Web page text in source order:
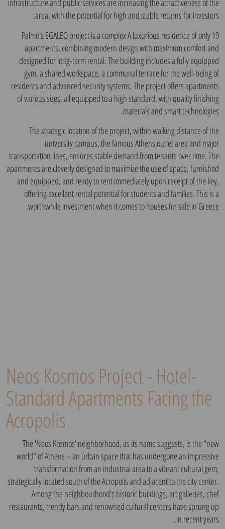
infrastructure and public services are increasing the attractiveness of the
area, with the potential for high and stable returns for investors.
Palmo's EGALEO project is a complex A luxurious residence of only 19
apartments, combining modern design with maximum comfort and
designed for long-term rental. The building includes a fully equipped
gym, a shared workspace, a communal terrace for the well-being of
residents and advanced security systems. The project offers apartments
of various sizes, all equipped to a high standard, with quality finishing
materials and smart technologies.
The strategic location of the project, within walking distance of the
university campus, the famous Athens outlet area and major
transportation lines, ensures stable demand from tenants over time. The
apartments are cleverly designed to maximize the use of space, furnished
and equipped, and ready to rent immediately upon receipt of the key,
offering excellent rental potential for students and families. This is a
worthwhile investment when it comes to houses for sale in Greece.
The 'Neos Kosmos' neighborhood, as its name suggests, is the "new
world" of Athens – an urban space that has undergone an impressive
transformation from an industrial area to a vibrant cultural gem,
strategically located south of the Acropolis and adjacent to the city center.
Among the neighbourhood’s historic buildings, art galleries, chef
restaurants, trendy bars and renowned cultural centers have sprung up
in recent years.
Neos Kosmos Project - Hotel-
Standard Apartments Facing the
Acropolis